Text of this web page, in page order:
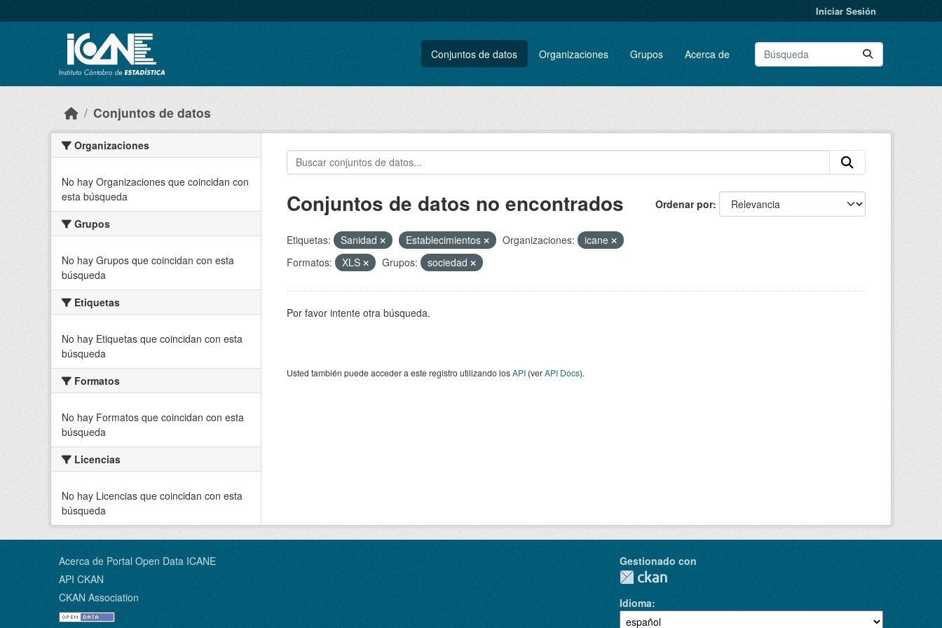
Iniciar Sesión
Conjuntos de datos Organizaciones Grupos Acerca de
Conjuntos de datos
Organizaciones
No hay Organizaciones que coincidan con
esta búsqueda
Grupos
No hay Grupos que coincidan con esta
búsqueda
Etiquetas
No hay Etiquetas que coincidan con esta
búsqueda
Formatos
No hay Formatos que coincidan con esta
búsqueda
Licencias
No hay Licencias que coincidan con esta
búsqueda
Ordenar por
Conjuntos de datos no encontrados
Etiquetas: Sanidad Establecimientos Organizaciones:
icane
Formatos:
XLS Grupos: sociedad
Por favor intente otra búsqueda.
Usted también puede acceder a este registro utilizando losAPI(verAPI Docs).
Acerca de Portal Open Data ICANE
API CKAN
CKAN Association
Gestionado con
Idioma